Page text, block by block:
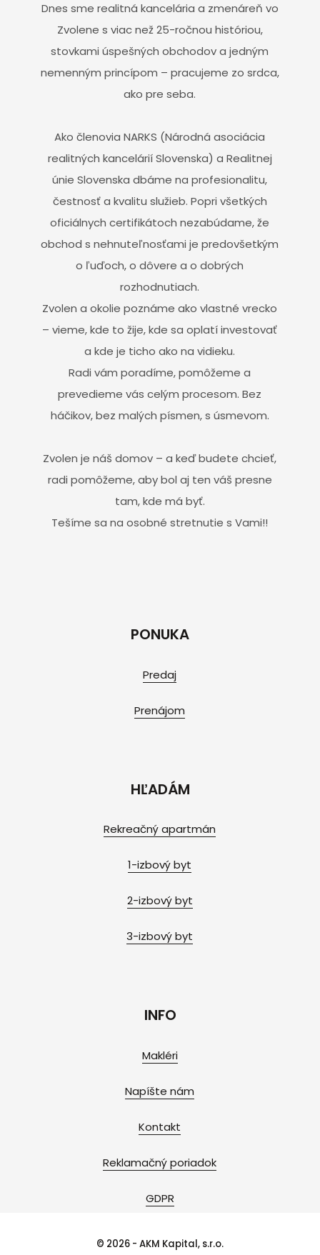
Dnes sme realitná kancelária a zmenáreň vo
Zvolene s viac než 25-ročnou históriou,
stovkami úspešných obchodov a jedným
nemenným princípom – pracujeme zo srdca,
ako pre seba.
Ako členovia NARKS (Národná asociácia
realitných kancelárií Slovenska) a Realitnej
únie Slovenska dbáme na profesionalitu,
čestnosť a kvalitu služieb. Popri všetkých
oficiálnych certifikátoch nezabúdame, že
obchod s nehnuteľnosťami je predovšetkým
o ľuďoch, o dôvere a o dobrých
rozhodnutiach.
Zvolen a okolie poznáme ako vlastné vrecko
– vieme, kde to žije, kde sa oplatí investovať
a kde je ticho ako na vidieku.
Radi vám poradíme, pomôžeme a
prevedieme vás celým procesom. Bez
háčikov, bez malých písmen, s úsmevom.
Zvolen je náš domov – a keď budete chcieť,
radi pomôžeme, aby bol aj ten váš presne
tam, kde má byť.
Tešíme sa na osobné stretnutie s Vami!!
PONUKA
Predaj
Prenájom
HĽADÁM
Rekreačný apartmán
1-izbový byt
2-izbový byt
3-izbový byt
INFO
Makléri
Napíšte nám
Kontakt
Reklamačný poriadok
GDPR
© 2026 - AKM Kapital, s.r.o.